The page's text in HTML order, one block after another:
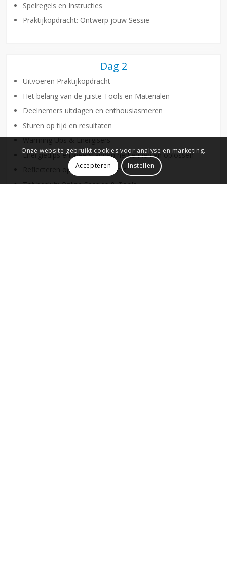
Spelregels en Instructies
Praktijkopdracht: Ontwerp jouw Sessie
Dag 2
Uitvoeren Praktijkopdracht
Het belang van de juiste Tools en Materialen
Deelnemers uitdagen en enthousiasmeren
Sturen op tijd en resultaten
Energiedips en weerstanden herkennen en oplossen
Reflecteren op Praktijkopdracht
Tot besluit: Online Sessies & Tools
Onze website gebruikt cookies voor analyse en marketing.
Accepteren
Instellen